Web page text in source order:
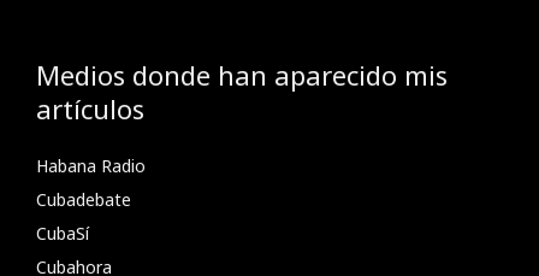
Medios donde han aparecido mis
artículos
Habana Radio
Cubadebate
CubaSí
Cubahora